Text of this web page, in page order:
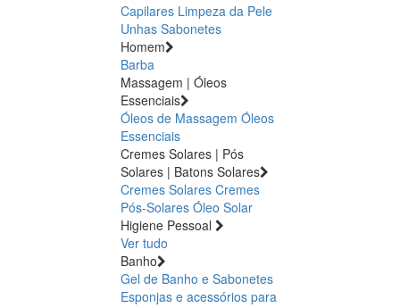
Capilares Limpeza da Pele
Unhas Sabonetes
Homem
Barba
Massagem | Óleos
Essenciais
Óleos de Massagem Óleos
Essenciais
Cremes Solares | Pós
Solares | Batons Solares
Cremes Solares Cremes
Pós-Solares Óleo Solar
Higiene Pessoal
Ver tudo
Banho
Gel de Banho e Sabonetes
Esponjas e acessórios para